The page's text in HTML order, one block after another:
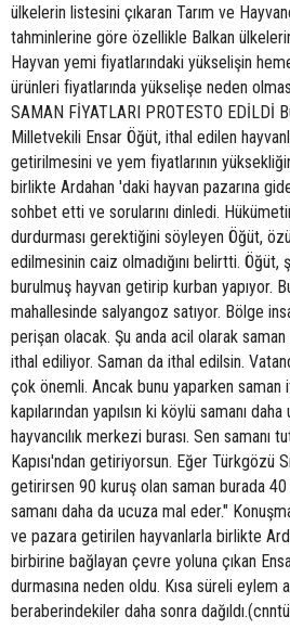
ülkelerin listesini çıkaran Tarım ve
tahminlerine göre özellikle Balkan
Hayvan yemi fiyatlarındaki yükselişin
ürünleri fiyatlarında yükselişe neden
SAMAN FİYATLARI PROTESTO EDİLDİ
Milletvekili Ensar Öğüt, ithal edilen
getirilmesini ve yem fiyatlarının
birlikte Ardahan 'daki hayvan pazarına
sohbet etti ve sorularını dinledi.
durdurması gerektiğini söyleyen Öğüt,
edilmesinin caiz olmadığını belirtti. Öğüt,
burulmuş hayvan getirip kurban yapıyor.
mahallesinde salyangoz satıyor. Bölge
perişan olacak. Şu anda acil olarak
ithal ediliyor. Saman da ithal edilsin.
çok önemli. Ancak bunu yaparken saman
kapılarından yapılsın ki köylü samanı
hayvancılık merkezi burası. Sen samanı
Kapısı'ndan getiriyorsun. Eğer Türkgözü
getirirsen 90 kuruş olan saman burada
samanı daha da ucuza mal eder."
ve pazara getirilen hayvanlarla birlikte
birbirine bağlayan çevre yoluna çıkan
durmasına neden oldu. Kısa süreli eylem
beraberindekiler daha sonra